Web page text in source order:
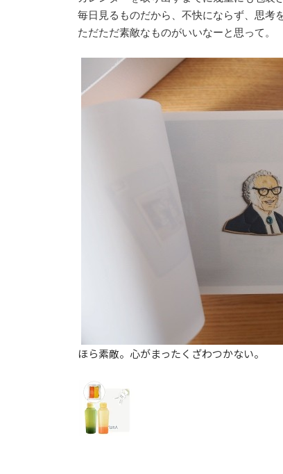
毎日見るものだから、不快にならず、思考
ただただ素敵なものがいいなーと思って。
ほら素敵。心がまったくざわつかない。